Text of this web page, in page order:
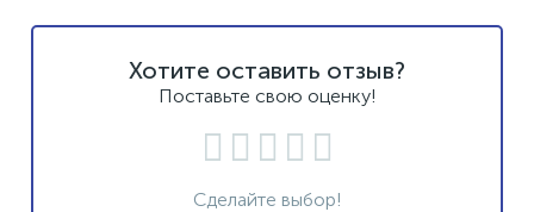
Хотите оставить отзыв?
Поставьте свою оценку!
Сделайте выбор!